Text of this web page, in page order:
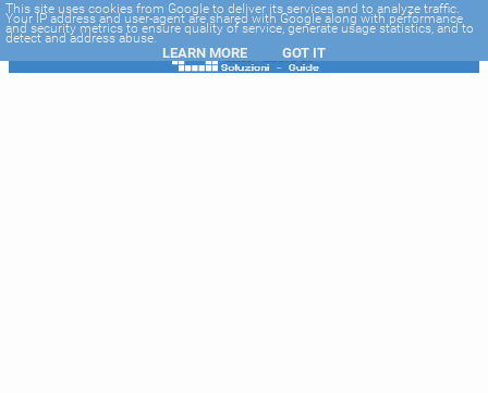
-->
This site uses cookies from Google to deliver its services and to analyze traffic.
Your IP address and user-agent are shared with Google along with performance
and security metrics to ensure quality of service, generate usage statistics, and to
detect and address abuse.
LEARN MORE GOT IT